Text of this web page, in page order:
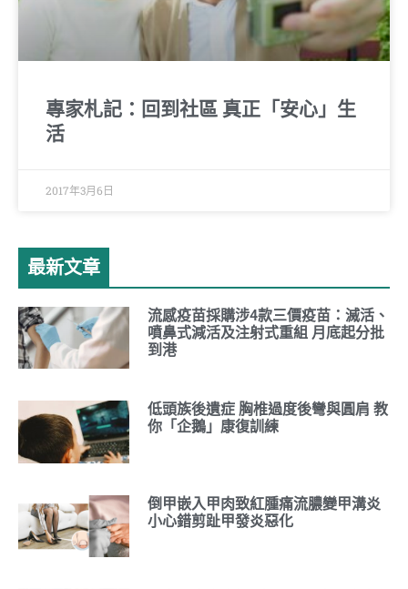
專家札記：回到社區 真正「安心」生
活
2017年3月6日
最新文章
流感疫苗採購涉4款三價疫苗：滅活、
噴鼻式減活及注射式重組 月底起分批
到港
低頭族後遺症 胸椎過度後彎與圓肩 教
你「企鵝」康復訓練
倒甲嵌入甲肉致紅腫痛流膿變甲溝炎
小心錯剪趾甲發炎惡化